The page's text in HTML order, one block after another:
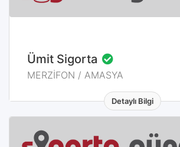
Detaylı Bilgi
Ümit Sigorta
MERZİFON / AMASYA